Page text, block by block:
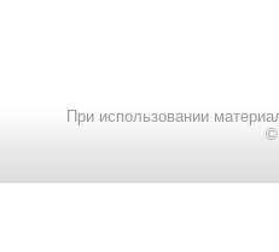
При использовании